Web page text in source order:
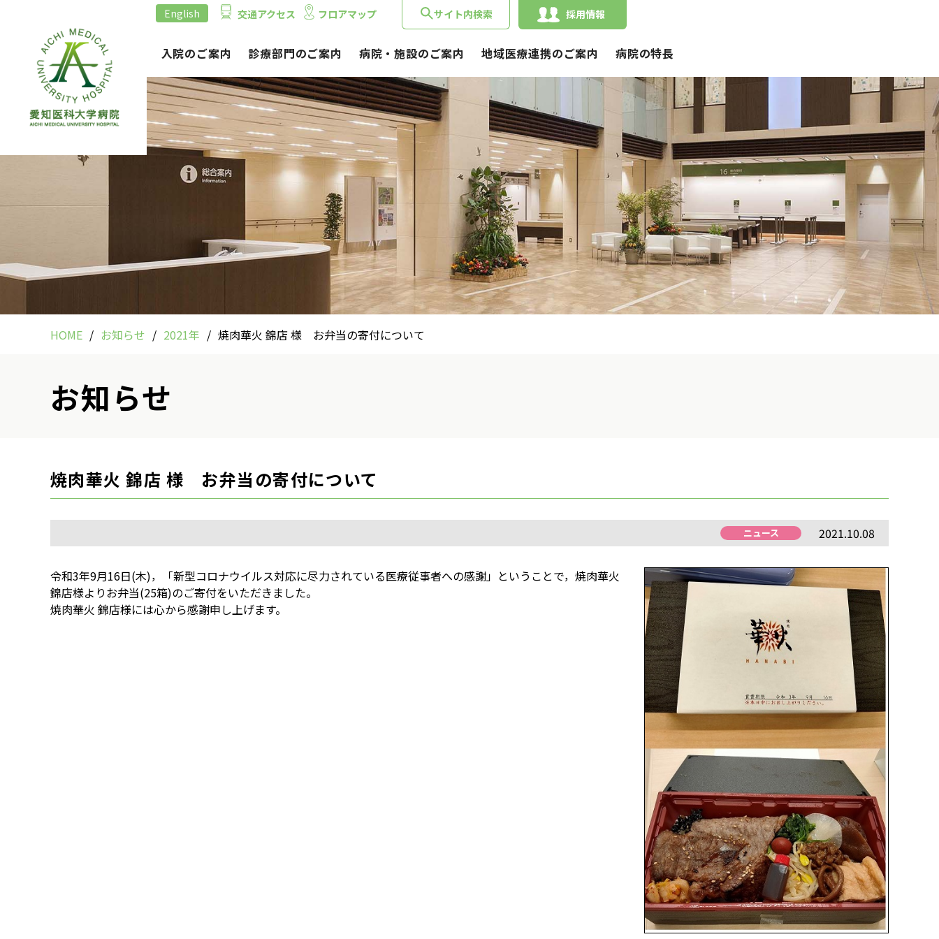
English 交通アクセス フロアマップ サイト内検索 採用情報
外来のご案内 入院のご案内 診療部門のご案内 病院・施設のご案内 地域医療連携のご案内 病院の特長
HOME お知らせ 2021年 焼肉華火 錦店 様 お弁当の寄付について
お知らせ
焼肉華火 錦店 様 お弁当の寄付について
ニュース 2021.10.08
令和3年9月16日(木)，「新型コロナウイルス対応に尽力されている医療従事者への感謝」ということで，焼肉華火
錦店様よりお弁当(25箱)のご寄付をいただきました。
焼肉華火 錦店様には心から感謝申し上げます。